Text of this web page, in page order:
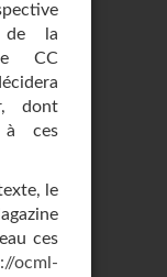
de la
CC
dont
à ces
le
ces
ocml-